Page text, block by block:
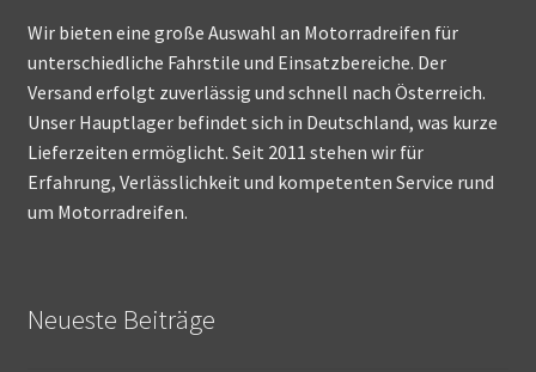
Wir bieten eine große Auswahl an Motorradreifen für
unterschiedliche Fahrstile und Einsatzbereiche. Der
Versand erfolgt zuverlässig und schnell nach Österreich.
Unser Hauptlager befindet sich in Deutschland, was kurze
Lieferzeiten ermöglicht. Seit 2011 stehen wir für
Erfahrung, Verlässlichkeit und kompetenten Service rund
um Motorradreifen.
Neueste Beiträge